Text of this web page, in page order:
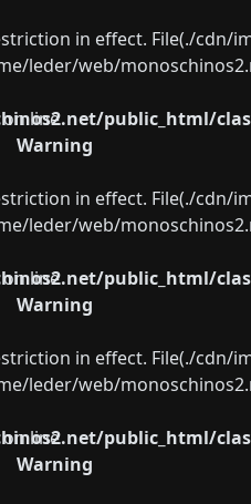
in effect. File(./
leder/web/
public_html/
on line
Warning
in effect. File(./
leder/web/
public_html/
on line
Warning
in effect. File(./
leder/web/
public_html/
on line
Warning